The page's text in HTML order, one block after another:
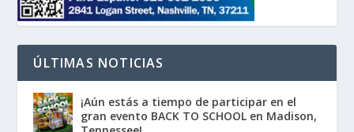
ÚLTIMAS NOTICIAS
¡Aún estás a tiempo de participar en el
gran evento BACK TO SCHOOL en Madison,